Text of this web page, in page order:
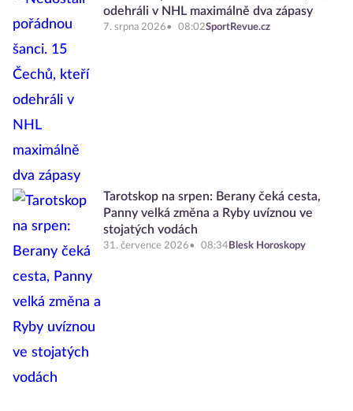
odehráli v NHL maximálně dva zápasy
7. srpna 2026 08:02SportRevue.cz
Tarotskop na srpen: Berany čeká cesta,
Panny velká změna a Ryby uvíznou ve
stojatých vodách
31. července 2026 08:34 Blesk Horoskopy